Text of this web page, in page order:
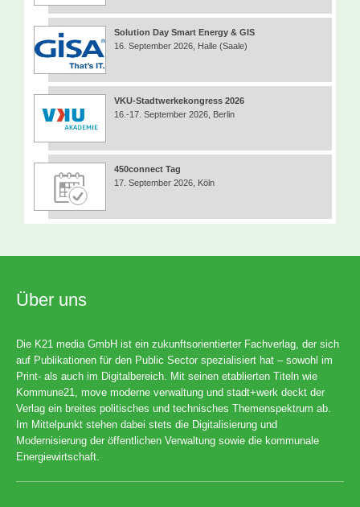
Solution Day Smart Energy & GIS
16. September 2026, Halle (Saale)
VKU-Stadtwerkekongress 2026
16.-17. September 2026, Berlin
450connect Tag
17. September 2026, Köln
Über uns
Die K21 media GmbH ist ein zukunftsorientierter Fachverlag, der sich
auf Publikationen für den Public Sector spezialisiert hat – sowohl im
Print- als auch im Digitalbereich. Mit seinen etablierten Titeln wie
Kommune21, move moderne verwaltung und stadt+werk deckt der
Verlag ein breites politisches und technisches Themenspektrum ab.
Im Mittelpunkt stehen dabei stets die Digitalisierung und
Modernisierung der öffentlichen Verwaltung sowie die kommunale
Energiewirtschaft.